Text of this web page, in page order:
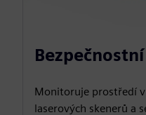
Monitoruje prostředí
laserových skenerů a